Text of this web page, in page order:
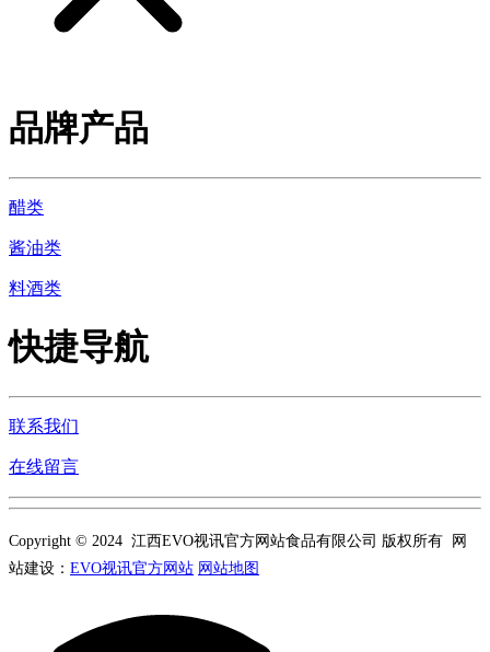
品牌产品
醋类
酱油类
料酒类
快捷导航
联系我们
在线留言
Copyright © 2024 江西EVO视讯官方网站食品有限公司 版权所有 网
站建设： EVO视讯官方网站 网站地图